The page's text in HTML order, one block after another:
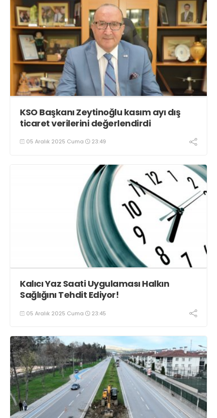
KSO Başkanı Zeytinoğlu kasım ayı dış
ticaret verilerini değerlendirdi
05 Aralık 2025 Cuma 23:49
Kalıcı Yaz Saati Uygulaması Halkın
Sağlığını Tehdit Ediyor!
05 Aralık 2025 Cuma 23:45